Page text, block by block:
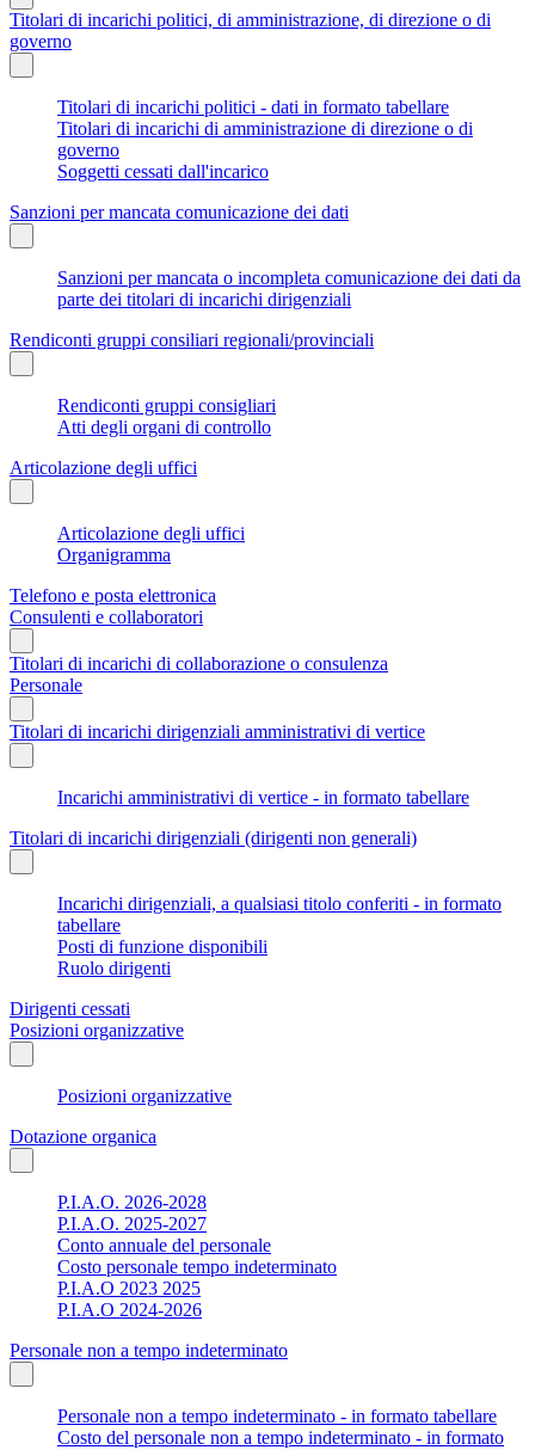
Titolari di incarichi politici, di amministrazione, di direzione o di
governo
Titolari di incarichi politici - dati in formato tabellare
Titolari di incarichi di amministrazione di direzione o di
governo
Soggetti cessati dall'incarico
Sanzioni per mancata comunicazione dei dati
Sanzioni per mancata o incompleta comunicazione dei dati da
parte dei titolari di incarichi dirigenziali
Rendiconti gruppi consiliari regionali/provinciali
Rendiconti gruppi consigliari
Atti degli organi di controllo
Articolazione degli uffici
Articolazione degli uffici
Organigramma
Telefono e posta elettronica
Consulenti e collaboratori
Titolari di incarichi di collaborazione o consulenza
Personale
Titolari di incarichi dirigenziali amministrativi di vertice
Incarichi amministrativi di vertice - in formato tabellare
Titolari di incarichi dirigenziali (dirigenti non generali)
Incarichi dirigenziali, a qualsiasi titolo conferiti - in formato
tabellare
Posti di funzione disponibili
Ruolo dirigenti
Dirigenti cessati
Posizioni organizzative
Posizioni organizzative
Dotazione organica
P.I.A.O. 2026-2028
P.I.A.O. 2025-2027
Conto annuale del personale
Costo personale tempo indeterminato
P.I.A.O 2023 2025
P.I.A.O 2024-2026
Personale non a tempo indeterminato
Personale non a tempo indeterminato - in formato tabellare
Costo del personale non a tempo indeterminato - in formato